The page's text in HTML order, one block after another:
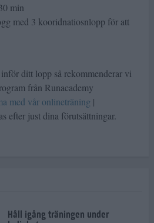
min
med 3 kooridnatiosnlopp för att
ditt lopp så rekommenderar vi
från Runacademy
med vår onlineträning |
efter just dina förutsättningar.
Håll igång träningen under